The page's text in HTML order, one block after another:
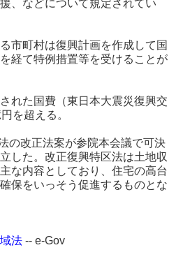
、などについて規定されてい
市町村は復興計画を作成して国
経て特例措置等を受けることが
れた国費（東日本大震災復興交
を超える。
の改正法案が参院本会議で可決
した。改正復興特区法は土地収
な内容としており、住宅の高台
保をいっそう促進するものとな
法 -- e-Gov